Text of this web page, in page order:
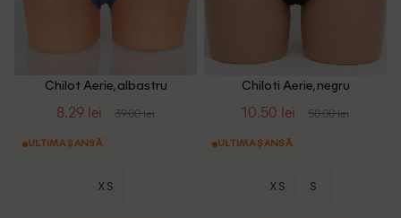
Chilot Aerie, albastru
8.29 lei 39.00 lei
ULTIMA ȘANSĂ
XS
Chiloti Aerie, negru
10.50 lei 50.00 lei
ULTIMA ȘANSĂ
XS S